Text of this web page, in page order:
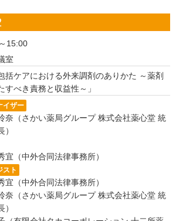
15:00
室
括ケアにおける外来調剤のありかた ～薬剤
すべき責務と収益性～」
イザー
奈（さかい薬局グループ 株式会社薬心堂 統
）
宜（中外合同法律事務所）
スト
宜（中外合同法律事務所）
奈（さかい薬局グループ 株式会社薬心堂 統
）